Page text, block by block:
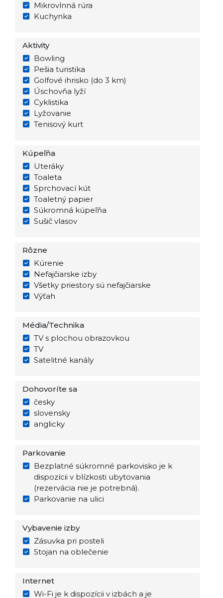
Mikrovlnná rúra
Kuchynka
Aktivity
Bowling
Pešia turistika
Golfové ihrisko (do 3 km)
Úschovňa lyží
Cyklistika
Lyžovanie
Tenisový kurt
Kúpeľňa
Uteráky
Toaleta
Sprchovací kút
Toaletný papier
Súkromná kúpeľňa
Sušič vlasov
Rôzne
Kúrenie
Nefajčiarske izby
Všetky priestory sú nefajčiarske
Výťah
Média/Technika
TV s plochou obrazovkou
TV
Satelitné kanály
Dohovoríte sa
česky
slovensky
anglicky
Parkovanie
Bezplatné súkromné parkovisko je k
dispozícii v blízkosti ubytovania
(rezervácia nie je potrebná).
Parkovanie na ulici
Vybavenie izby
Zásuvka pri posteli
Stojan na oblečenie
Internet
Wi-Fi je k dispozícii v izbách a je